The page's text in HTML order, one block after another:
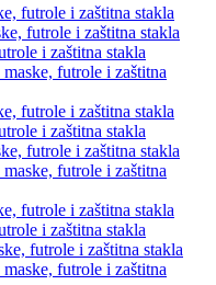
futrole i zaštitna stakla
futrole i zaštitna stakla
i zaštitna stakla
maske, futrole i zaštitna
futrole i zaštitna stakla
i zaštitna stakla
futrole i zaštitna stakla
maske, futrole i zaštitna
futrole i zaštitna stakla
i zaštitna stakla
futrole i zaštitna stakla
maske, futrole i zaštitna